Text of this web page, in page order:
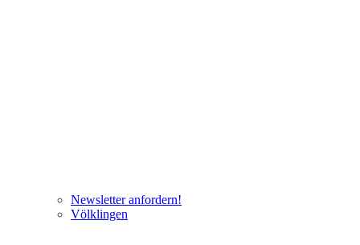
Newsletter anfordern!
Völklingen